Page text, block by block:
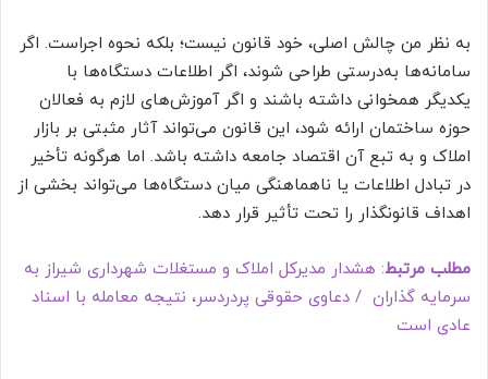
به نظر من چالش اصلی، خود قانون نیست؛ بلکه نحوه اجراست. اگر
سامانه‌ها به‌درستی طراحی شوند، اگر اطلاعات دستگاه‌ها با
یکدیگر همخوانی داشته باشند و اگر آموزش‌های لازم به فعالان
حوزه ساختمان ارائه شود، این قانون می‌تواند آثار مثبتی بر بازار
املاک و به تبع آن اقتصاد جامعه داشته باشد. اما هرگونه تأخیر
در تبادل اطلاعات یا ناهماهنگی میان دستگاه‌ها می‌تواند بخشی از
اهداف قانونگذار را تحت تأثیر قرار دهد.
مطلب مرتبط: هشدار مدیرکل املاک و مستغلات شهرداری شیراز به
سرمایه گذاران / دعاوی حقوقی پردردسر، نتیجه معامله با اسناد
عادی است